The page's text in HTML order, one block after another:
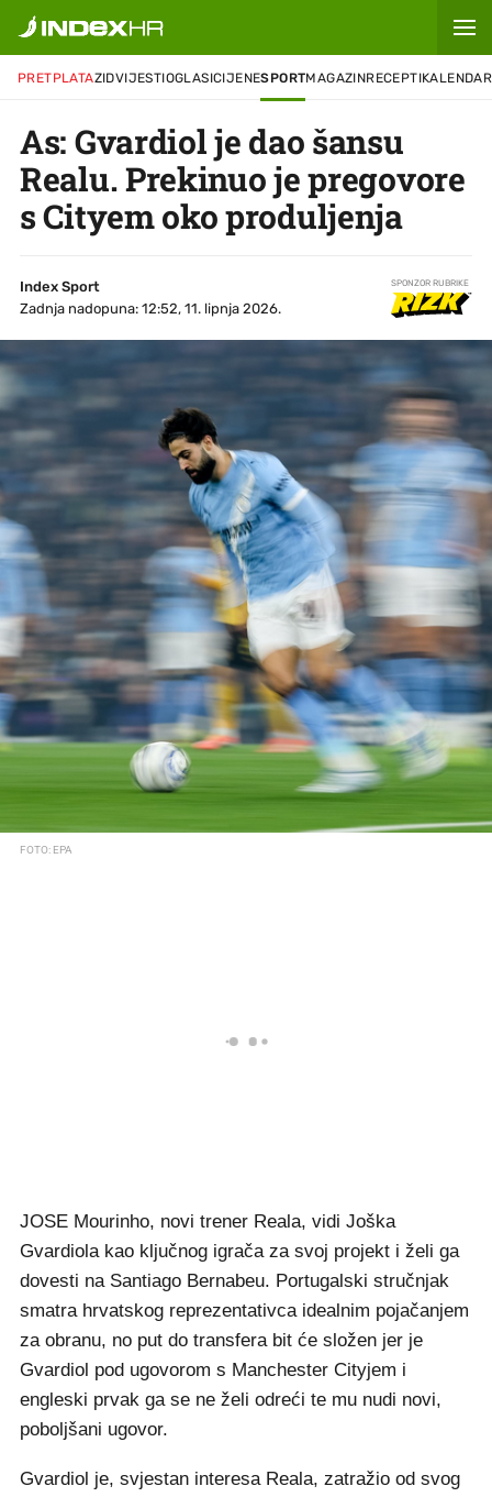
PRETPLATAZIDVIJESTIOGLASICIJENESPORTMAGAZINRECEPTIKALENDAR
As: Gvardiol je dao šansu
Realu. Prekinuo je pregovore
s Cityem oko produljenja
Index Sport
Zadnja nadopuna: 12:52, 11. lipnja 2026.
SPONZOR RUBRIKE
FOTO: EPA
JOSE Mourinho, novi trener Reala, vidi Joška
Gvardiola kao ključnog igrača za svoj projekt i želi ga
dovesti na Santiago Bernabeu. Portugalski stručnjak
smatra hrvatskog reprezentativca idealnim pojačanjem
za obranu, no put do transfera bit će složen jer je
Gvardiol pod ugovorom s Manchester Cityjem i
engleski prvak ga se ne želi odreći te mu nudi novi,
poboljšani ugovor.
Gvardiol je, svjestan interesa Reala, zatražio od svog